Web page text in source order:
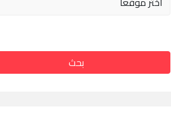
بحث